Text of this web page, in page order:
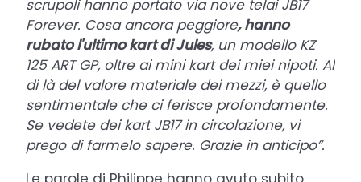
scrupoli hanno portato via nove telai JB17
Forever. Cosa ancora peggiore, hanno
rubato l'ultimo kart di Jules, un modello KZ
125 ART GP, oltre ai mini kart dei miei nipoti. Al
di là del valore materiale dei mezzi, è quello
sentimentale che ci ferisce profondamente.
Se vedete dei kart JB17 in circolazione, vi
prego di farmelo sapere. Grazie in anticipo”.